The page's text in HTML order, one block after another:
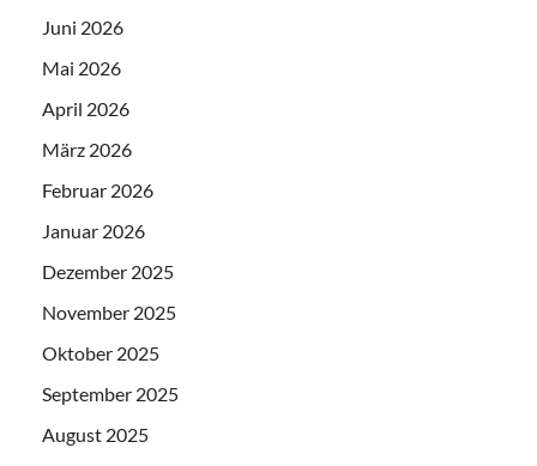
Juni 2026
Mai 2026
April 2026
März 2026
Februar 2026
Januar 2026
Dezember 2025
November 2025
Oktober 2025
September 2025
August 2025